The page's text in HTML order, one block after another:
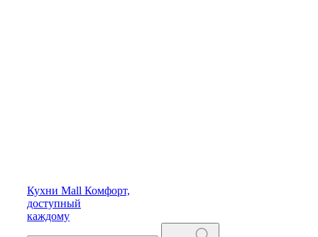
Кухни Mall Комфорт,
доступный
каждому